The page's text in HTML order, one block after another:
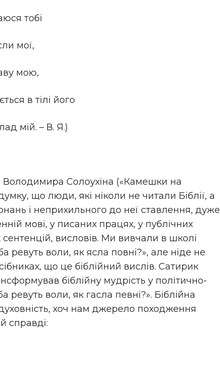
тобі
мої,
мою,
в тілі його
мій. – В. Я.)
Володимира Солоухіна («Камешки на
що люди, які ніколи не читали Біблії, а
і неприхильного до неї ставлення, дуже
мові, у писаних працях, у публічних
сентенцій, висловів. Ми вивчали в школі
ревуть воли, як ясла повні?», але ніде не
що це біблійний вислів. Сатирик
біблійну мудрість у політично-
ревуть воли, як гасла певні?». Біблійна
хоч нам джерело походження
справді: